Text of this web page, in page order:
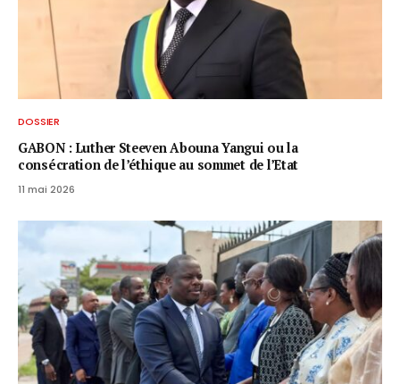
DOSSIER
GABON : Luther Steeven Abouna Yangui ou la
consécration de l’éthique au sommet de l’Etat
11 mai 2026